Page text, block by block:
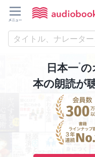
日本一※の
本の朗読が